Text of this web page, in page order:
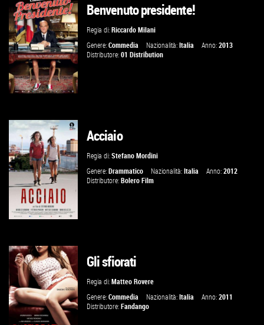
VAI ALLA SCHEDA
VAI ALLA SCHEDA
Benvenuto presidente!
Regia di:Riccardo Milani
Genere:Commedia Nazionalità:Italia Anno:2013
Distributore:01 Distribution
VAI ALLA SCHEDA
Acciaio
Regia di:Stefano Mordini
Genere:Drammatico Nazionalità:Italia Anno:2012
Distributore:Bolero Film
Gli sfiorati
Regia di:Matteo Rovere
Genere:Commedia Nazionalità:Italia Anno:2011
Distributore:Fandango